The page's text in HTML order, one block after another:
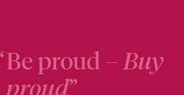
Be proud –Buy
proud